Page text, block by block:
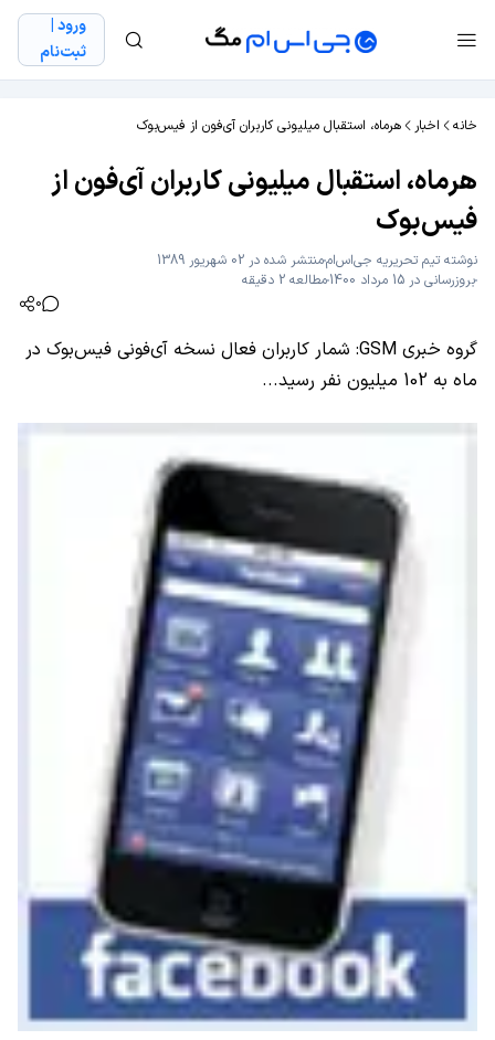
ورود |
ثبت‌نام
خانه اخبار هرماه، استقبال میلیونی کاربران آی‌فون از فیس‌بوک
هرماه، استقبال میلیونی کاربران آی‌فون از
فیس‌بوک
نوشته تیم تحریریه جی‌اس‌اممنتشر شده در 02 شهریور 1389
بروزرسانی در 15 مرداد 1400
مطالعه 2 دقیقه
0
گروه خبری GSM: شمار کاربران فعال نسخه آی‌‌فونی فیس‌بوک در
ماه به 102 میلیون نفر رسید...